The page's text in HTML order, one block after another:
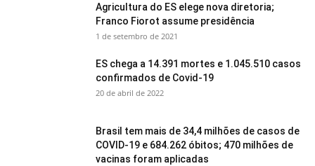
Agricultura do ES elege nova diretoria;
Franco Fiorot assume presidência
1 de setembro de 2021
ES chega a 14.391 mortes e 1.045.510 casos
confirmados de Covid-19
20 de abril de 2022
Brasil tem mais de 34,4 milhões de casos de
COVID-19 e 684.262 óbitos; 470 milhões de
vacinas foram aplicadas